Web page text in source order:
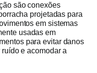
são conexões
projetadas para
em sistemas
usadas em
para evitar danos
e acomodar a